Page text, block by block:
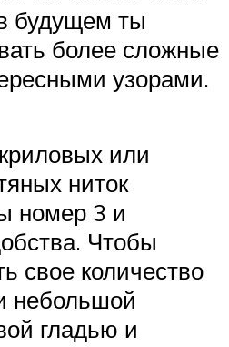
будущем ты
более сложные
узорами.
или
ниток
номер 3 и
Чтобы
свое количество
небольшой
гладью и